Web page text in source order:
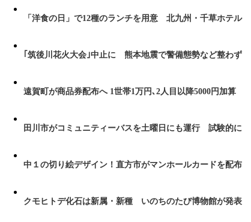
「洋食の日」で12種のランチを用意 北九州・千草ホテル
｢筑後川花火大会｣中止に 熊本地震で警備態勢など整わず
遠賀町が商品券配布へ 1世帯1万円､2人目以降5000円加算
田川市がコミュニティーバスを土曜日にも運行 試験的に
中１の切り絵デザイン！直方市がマンホールカードを配布
クモヒトデ化石は新属・新種 いのちのたび博物館が発表